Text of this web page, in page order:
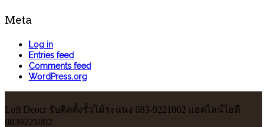
Meta
Log in
Entries feed
Comments feed
WordPress.org
Loft Deocr รับติดตั้งรั้วไม้ระแนง 083-9221002 แอดไลน์ไอดี
0839221002